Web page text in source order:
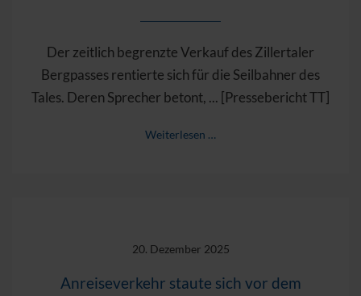
Der zeitlich begrenzte Verkauf des Zillertaler
Bergpasses rentierte sich für die Seilbahner des
Tales. Deren Sprecher betont, ... [Pressebericht TT]
Weiterlesen …
20. Dezember 2025
Anreiseverkehr staute sich vor dem